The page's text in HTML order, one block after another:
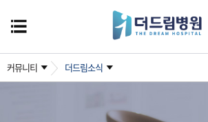
커뮤니티 더드림소식